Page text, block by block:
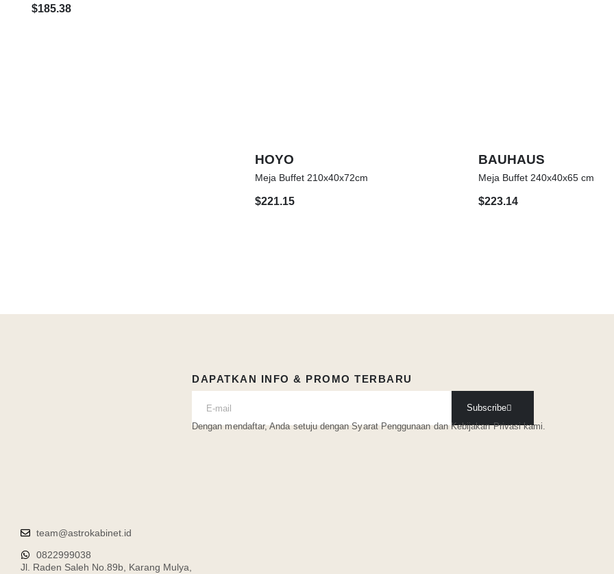
$185.38
HOYO
Meja Buffet 210x40x72cm
$221.15
BAUHAUS
Meja Buffet 240x40x65 cm
$223.14
team@astrokabinet.id
0822999038
Jl. Raden Saleh No.89b, Karang Mulya,
DAPATKAN INFO & PROMO TERBARU
Subscribe
Dengan mendaftar, Anda setuju dengan Syarat Penggunaandan Kebijakan Privasi kami.